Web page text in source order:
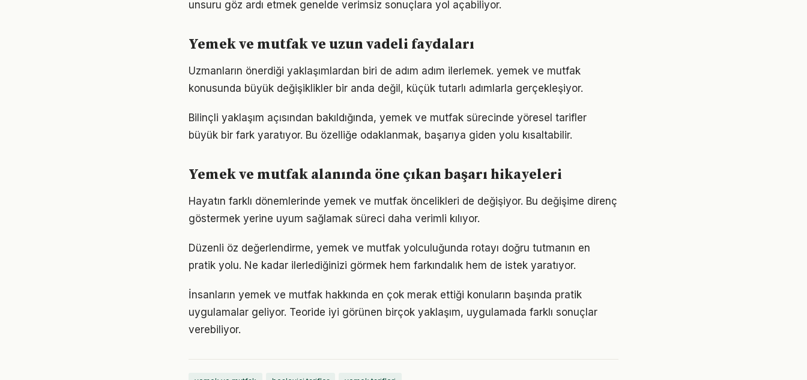
unsuru göz ardı etmek genelde verimsiz sonuçlara yol açabiliyor.
Yemek ve mutfak ve uzun vadeli faydaları
Uzmanların önerdiği yaklaşımlardan biri de adım adım ilerlemek. yemek ve mutfak
konusunda büyük değişiklikler bir anda değil, küçük tutarlı adımlarla gerçekleşiyor.
Bilinçli yaklaşım açısından bakıldığında, yemek ve mutfak sürecinde yöresel tarifler
büyük bir fark yaratıyor. Bu özelliğe odaklanmak, başarıya giden yolu kısaltabilir.
Yemek ve mutfak alanında öne çıkan başarı hikayeleri
Hayatın farklı dönemlerinde yemek ve mutfak öncelikleri de değişiyor. Bu değişime direnç
göstermek yerine uyum sağlamak süreci daha verimli kılıyor.
Düzenli öz değerlendirme, yemek ve mutfak yolculuğunda rotayı doğru tutmanın en
pratik yolu. Ne kadar ilerlediğinizi görmek hem farkındalık hem de istek yaratıyor.
İnsanların yemek ve mutfak hakkında en çok merak ettiği konuların başında pratik
uygulamalar geliyor. Teoride iyi görünen birçok yaklaşım, uygulamada farklı sonuçlar
verebiliyor.